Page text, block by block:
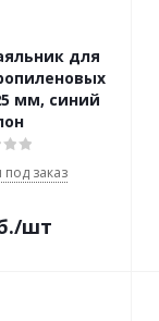
для
мм, синий
под заказ
/шт